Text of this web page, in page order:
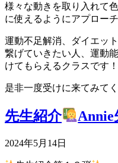
様々な動きを取り入れて
に使えるようにアプロー
運動不足解消、ダイエッ
繋げていきたい人、運動
けてもらえるクラスです
是非一度受けに来てみてく
先生紹介 Annie
2024年5月14日